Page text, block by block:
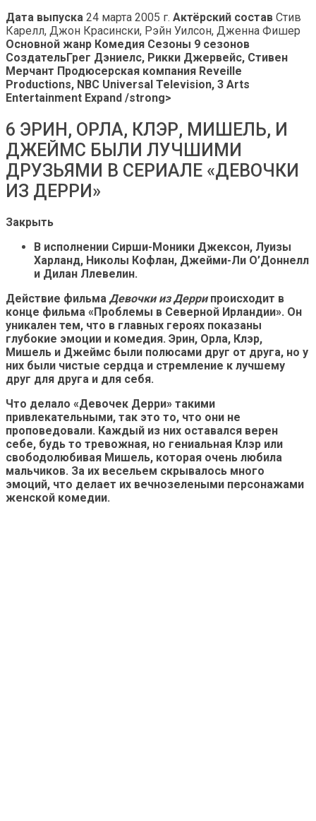
Дата выпуска 24 марта 2005 г. Актёрский состав Стив
Карелл, Джон Красински, Рэйн Уилсон, Дженна Фишер
Основной жанр Комедия Сезоны 9 сезонов
СоздательГрег Дэниелс, Рикки Джервейс, Стивен
Мерчант Продюсерская компания Reveille
Productions, NBC Universal Television, 3 Arts
Entertainment Expand /strong>
6 ЭРИН, ОРЛА, КЛЭР, МИШЕЛЬ, И
ДЖЕЙМС БЫЛИ ЛУЧШИМИ
ДРУЗЬЯМИ В СЕРИАЛЕ «ДЕВОЧКИ
ИЗ ДЕРРИ»
Закрыть
В исполнении Сирши-Моники Джексон, Луизы
Харланд, Николы Кофлан, Джейми-Ли О’Доннелл
и Дилан Ллевелин.
Действие фильма Девочки из Деррипроисходит в
конце фильма «Проблемы в Северной Ирландии». Он
уникален тем, что в главных героях показаны
глубокие эмоции и комедия. Эрин, Орла, Клэр,
Мишель и Джеймс были полюсами друг от друга, но у
них были чистые сердца и стремление к лучшему
друг для друга и для себя.
Что делало «Девочек Дерри» такими
привлекательными, так это то, что они не
проповедовали. Каждый из них оставался верен
себе, будь то тревожная, но гениальная Клэр или
свободолюбивая Мишель, которая очень любила
мальчиков. За их весельем скрывалось много
эмоций, что делает их вечнозелеными персонажами
женской комедии.